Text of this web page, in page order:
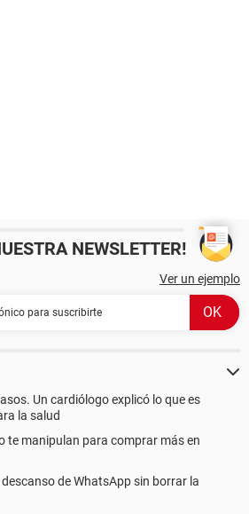
NEWSLETTER!
Ver un ejemplo
Un cardiólogo explicó lo que es
la salud
te manipulan para comprar más en
de WhatsApp sin borrar la